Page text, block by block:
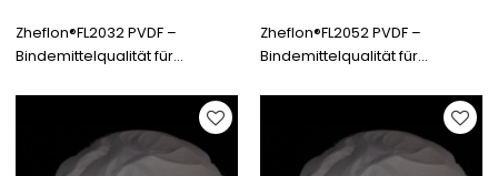
Zheflon®FL2032 PVDF –
Bindemittelqualität für
Zheflon®FL2052 PVDF –
Bindemittelqualität für